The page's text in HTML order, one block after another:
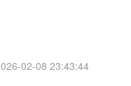
02-08 23:43:44